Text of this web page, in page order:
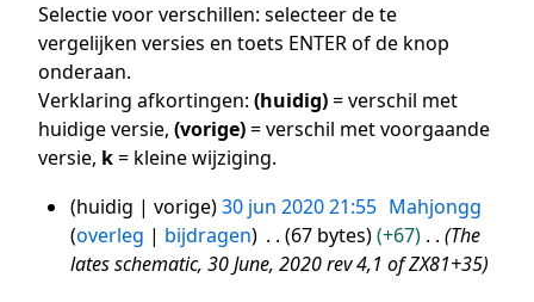
Selectie voor verschillen: selecteer de te
vergelijken versies en toets ENTER of de knop
onderaan.
Verklaring afkortingen: (huidig)= verschil met
huidige versie, (vorige)= verschil met voorgaande
versie, k= kleine wijziging.
30
jun
2020
huidig vorige 30 jun 2020 21:55 Mahjongg
overleg
bijdragen 67 bytes +67
The
lates schematic, 30 June, 2020 rev 4,1 of ZX81+35